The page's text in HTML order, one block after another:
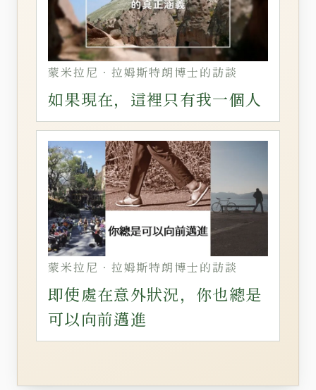
蒙米拉尼‧拉姆斯特朗博士的訪談
如果現在，這裡只有我一個人
蒙米拉尼‧拉姆斯特朗博士的訪談
即使處在意外狀況，你也總是
可以向前邁進